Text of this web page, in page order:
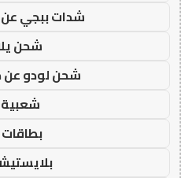
شدات ببجي
شحن
شحن لودو عن
بطاقات